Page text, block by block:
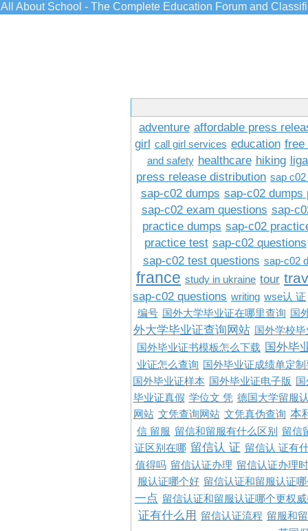
All About School - The Complete Education Forum and
adventure affordable press
girl call girl services education free
and safety healthcare hiking
press release distribution sap
sap-c02 dumps sap-c02 dumps
sap-c02 exam questions sap-
practice dumps sap-c02
practice test sap-c02 questions
sap-c02 test questions sap-c02
france study in ukraine tour
sap-c02 questions writing wse认 证
编号 国外大学毕业证在哪里查询 国
外大学毕业证查询网站 国外学校
国外毕业证书模板怎么下载 国外毕
业证怎么查询
国外毕业证成绩单定
国外毕业证样本
国外毕业证电子版
毕业证真假 学位文 凭 德国大学留服
网站 文凭查询网站 文凭真伪查询 本
信 留服 留信和留服有什么区别
留信
证区别在哪 留信认 证 留信认 证有
值得吗 留信认证办理 留信认证办理
服认证哪个好 留信认证和留服认证
一点 留信认证和留服认证哪个更权
证有什么用 留信认证流程 留服和